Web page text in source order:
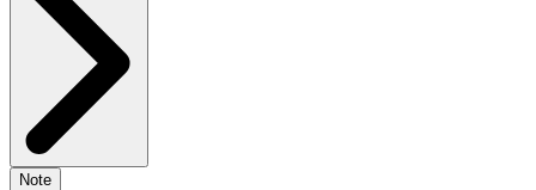
Note